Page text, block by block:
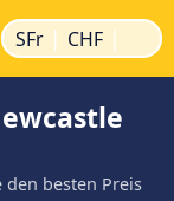
SFr | CHF |
besten Preis